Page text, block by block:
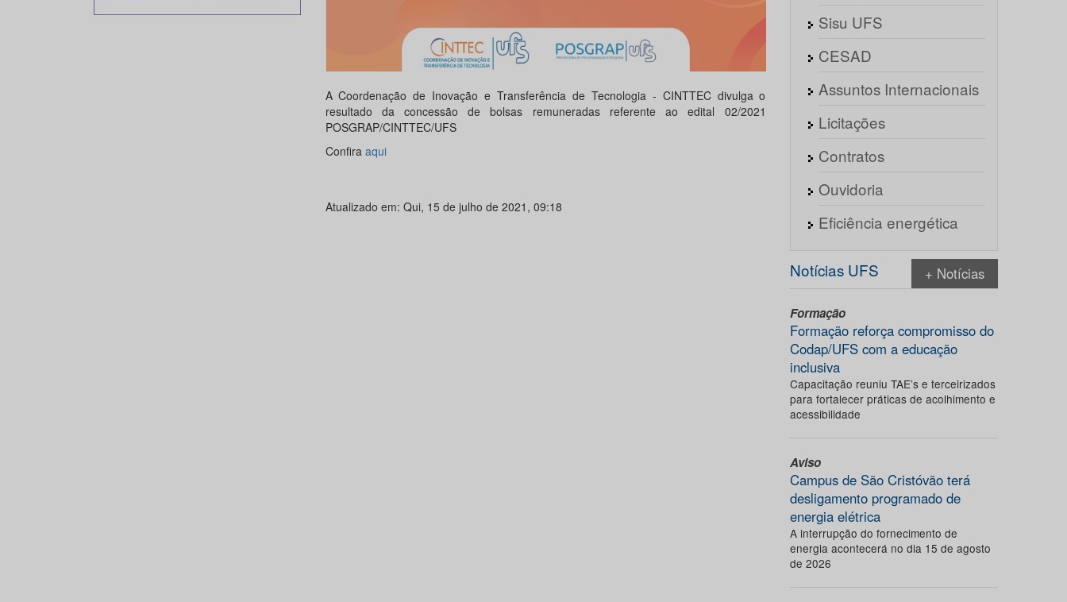
A Coordenação de Inovação e Transferência de Tecnologia - CINTTEC divulga o
resultado da concessão de bolsas remuneradas referente ao edital 02/2021
POSGRAP/CINTTEC/UFS
Confira aqui
Atualizado em: Qui, 15 de julho de 2021, 09:18
Sisu UFS
CESAD
Assuntos Internacionais
Licitações
Contratos
Ouvidoria
Eficiência energética
Notícias UFS + Notícias
Formação
Formação reforça compromisso do
Codap/UFS com a educação
inclusiva
Capacitação reuniu TAE’s e terceirizados
para fortalecer práticas de acolhimento e
acessibilidade
Aviso
Campus de São Cristóvão terá
desligamento programado de
energia elétrica
A interrupção do fornecimento de
energia acontecerá no dia 15 de agosto
de 2026